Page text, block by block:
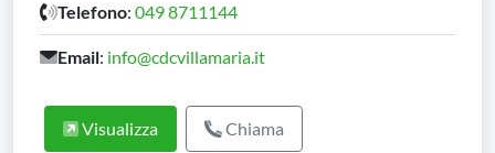
Telefono: 049 8711144
Email: info@cdcvillamaria.it
Visualizza Chiama